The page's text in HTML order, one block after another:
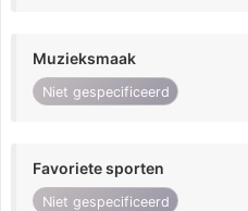
Muzieksmaak
Niet gespecificeerd
Favoriete sporten
Niet gespecificeerd